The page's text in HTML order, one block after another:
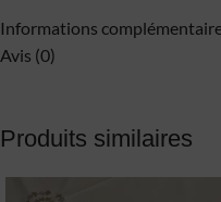
Informations
Avis (0)
Produits similaires